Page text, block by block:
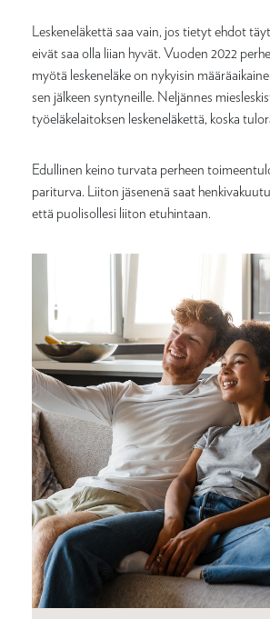
Leskeneläkettä saa vain, jos tietyt ehdot
eivät saa olla liian hyvät. Vuoden 2022
myötä leskeneläke on nykyisin
sen jälkeen syntyneille. Neljännes
työeläkelaitoksen leskeneläkettä, koska
Edullinen keino turvata perheen
pariturva. Liiton jäsenenä saat
että puolisollesi liiton etuhintaan.